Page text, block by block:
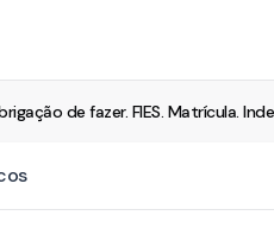
de fazer. FIES. Matrícula.